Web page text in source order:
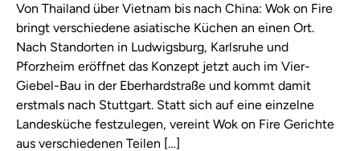
Von Thailand über Vietnam bis nach China: Wok on Fire
bringt verschiedene asiatische Küchen an einen Ort.
Nach Standorten in Ludwigsburg, Karlsruhe und
Pforzheim eröffnet das Konzept jetzt auch im Vier-
Giebel-Bau in der Eberhardstraße und kommt damit
erstmals nach Stuttgart. Statt sich auf eine einzelne
Landesküche festzulegen, vereint Wok on Fire Gerichte
aus verschiedenen Teilen […]